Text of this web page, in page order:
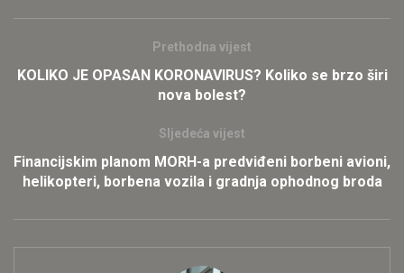
Prethodna vijest
KOLIKO JE OPASAN KORONAVIRUS? Koliko se brzo širi
nova bolest?
Sljedeća vijest
Financijskim planom MORH-a predviđeni borbeni avioni,
helikopteri, borbena vozila i gradnja ophodnog broda